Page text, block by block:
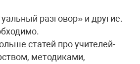
разговор» и другие.
статей про учителей-
методиками,